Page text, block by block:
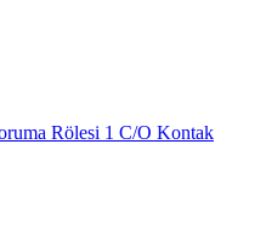
Rölesi 1 C/O Kontak